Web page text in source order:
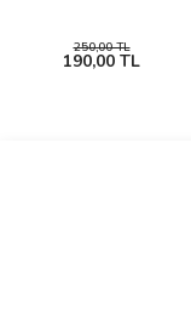
250,00 TL
190,00 TL